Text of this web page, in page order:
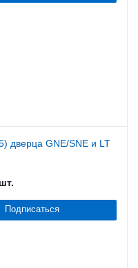
дверца GNE/SNE и LT
Подписаться